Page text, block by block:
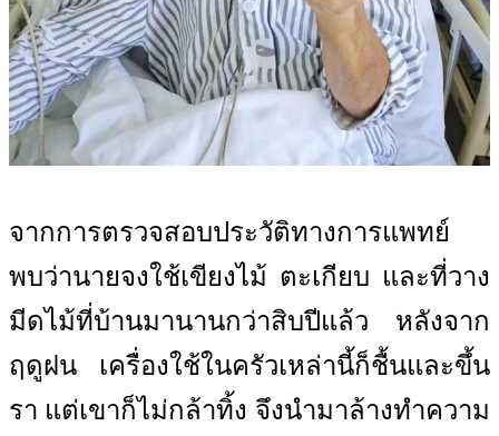
จากการตรวจสอบประวัติทางการแพทย์
พบว่านายจงใช้เขียงไม้ ตะเกียบ และที่วาง
มีดไม้ที่บ้านมานานกว่าสิบปีแล้ว หลังจาก
ฤดูฝน เครื่องใช้ในครัวเหล่านี้ก็ชื้นและขึ้น
รา แต่เขาก็ไม่กล้าทิ้ง จึงนำมาล้างทำความ